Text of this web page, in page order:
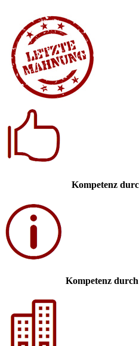
Kompetenz
Kompetenz